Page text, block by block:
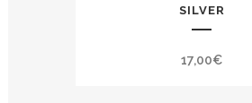
SILVER
17,00€